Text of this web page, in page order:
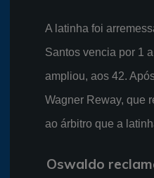
A latinha foi
Santos vencia por 1
ampliou, aos 42.
Wagner Reway, que
ao árbitro que a
Oswaldo